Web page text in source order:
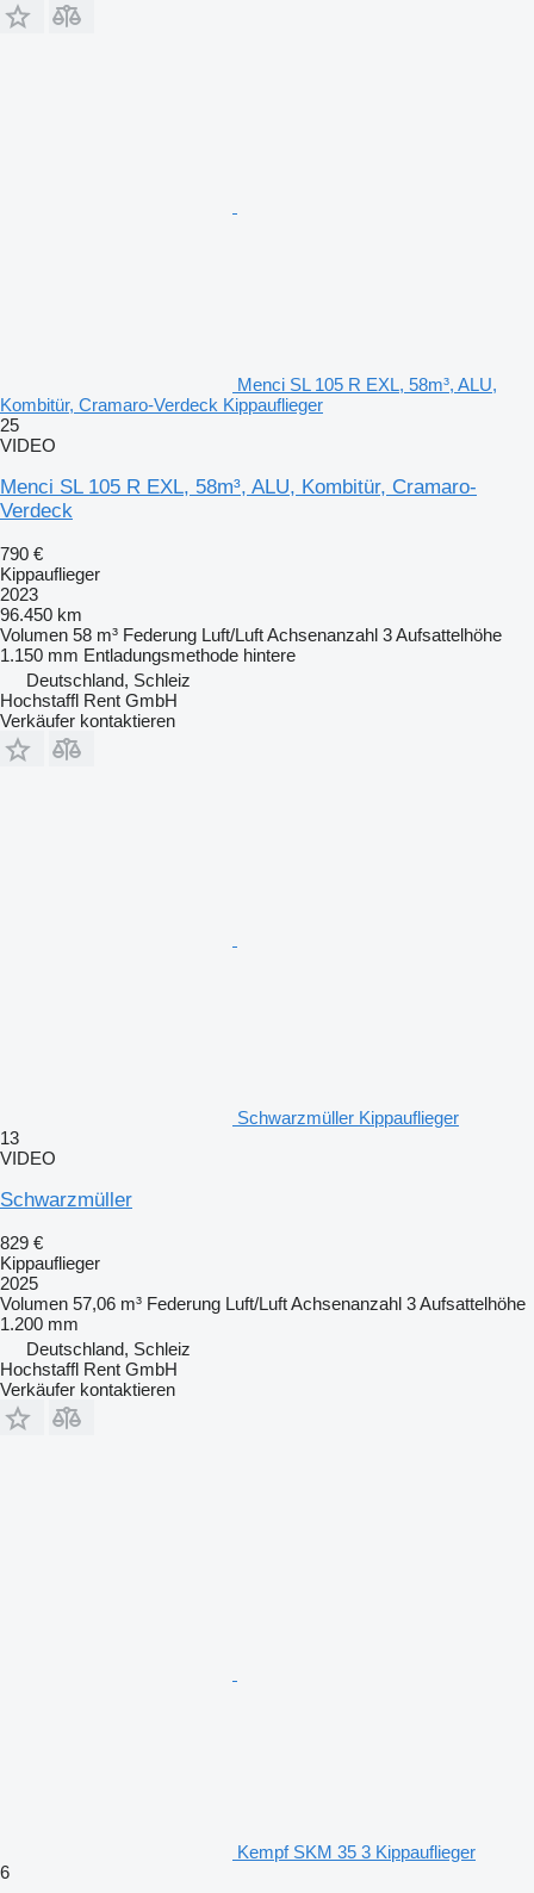
Menci SL 105 R EXL, 58m³, ALU,
Kombitür, Cramaro-Verdeck Kippauflieger
25
VIDEO
Menci SL 105 R EXL, 58m³, ALU, Kombitür, Cramaro-
Verdeck
790 €
Kippauflieger
2023
96.450 km
Volumen 58 m³ Federung Luft/LuftAchsenanzahl 3Aufsattelhöhe
1.150 mm Entladungsmethode hintere
Deutschland, Schleiz
Hochstaffl Rent GmbH
Verkäufer kontaktieren
Schwarzmüller Kippauflieger
13
VIDEO
Schwarzmüller
829 €
Kippauflieger
2025
Volumen 57,06 m³ Federung Luft/LuftAchsenanzahl 3Aufsattelhöhe
1.200 mm
Deutschland, Schleiz
Hochstaffl Rent GmbH
Verkäufer kontaktieren
Kempf SKM 35 3 Kippauflieger
6